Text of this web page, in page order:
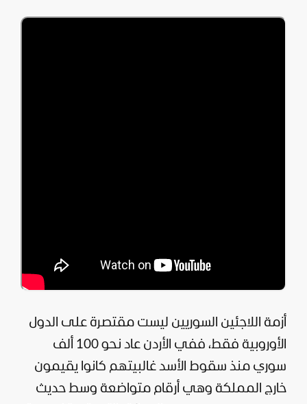
أزمة اللاجئين السوريين ليست مقتصرة على الدول
الأوروبية فقط، ففي الأردن
عاد نحو 100 ألف
سوري منذ سقوط الأسد غالبيتهم كانوا يقيمون
خارج المملكة وهي أرقام متواضعة وسط حديث